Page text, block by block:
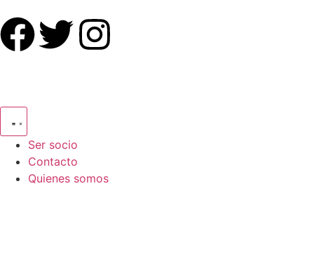
Ser socio
Contacto
Quienes somos